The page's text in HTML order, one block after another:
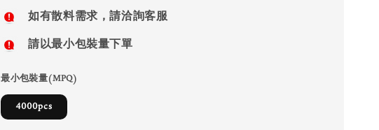
如有散料需求，請洽詢客服
請以最小包裝量下單
最小包裝量(MPQ)
4000pcs